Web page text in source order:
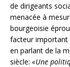
de dirigeants
menacée à
bourgeoisie
facteur important
en parlant de la
siècle: «Une